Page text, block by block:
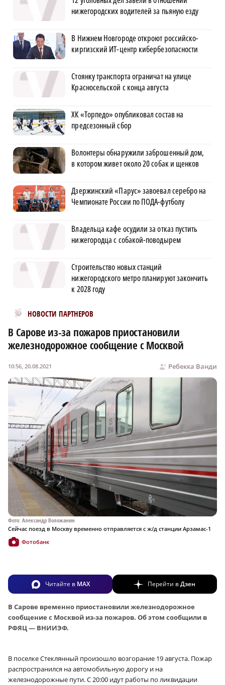
нижегородских водителей за пьяную езду
В Нижнем Новгороде откроют российско-
киргизский ИТ-центр кибербезопасности
Стоянку транспорта ограничат на улице
Красносельской с конца августа
ХК «Торпедо» опубликовал состав на
предсезонный сбор
Волонтеры обнаружили заброшенный дом,
в котором живет около 20 собак и щенков
Дзержинский «Парус» завоевал серебро на
Чемпионате России по ПОДА-футболу
Владельца кафе осудили за отказ пустить
нижегородца с собакой-поводырем
Строительство новых станций
нижегородского метро планируют закончить
к 2028 году
НОВОСТИ ПАРТНЕРОВ
Новости МирТесен
В Сарове из-за пожаров приостановили
железнодорожное сообщение с Москвой
Ребекка Ванди
10:56, 20.08.2021
Фото: Александр Воложанин
Сейчас поезд в Москву временно отправляется с ж/д станции Арзамас-1
Фотобанк
Читайте в MAX Перейти вДзен
В Сарове временно приостановили железнодорожное
сообщение с Москвой из-за пожаров. Об этом сообщили в
РФЯЦ — ВНИИЭФ.
В поселке Стеклянный произошло возгорание 19 августа. Пожар
распространился на автомобильную дорогу и на
железнодорожные пути. С 20:00 идут работы по ликвидации